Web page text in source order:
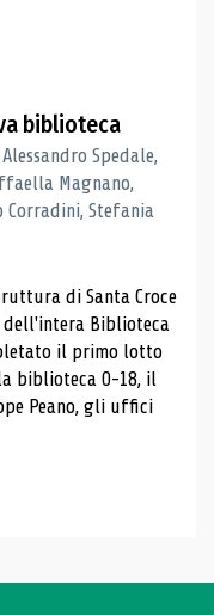
biblioteca
Spedale,
Magnano,
Corradini, Stefania
di Santa Croce
dell'intera Biblioteca
il primo lotto
biblioteca 0-18, il
Peano, gli uffici